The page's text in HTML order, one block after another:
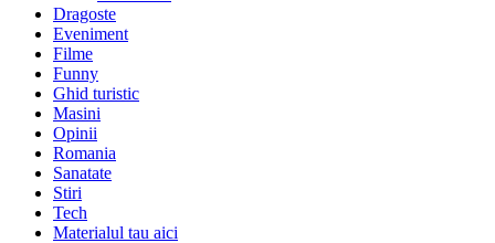
Dragoste
Eveniment
Filme
Funny
Ghid turistic
Masini
Opinii
Romania
Sanatate
Stiri
Tech
Materialul tau aici